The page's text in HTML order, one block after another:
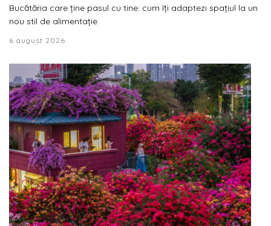
Bucătăria care ține pasul cu tine: cum îți adaptezi spațiul la un
nou stil de alimentație
6 august 2026